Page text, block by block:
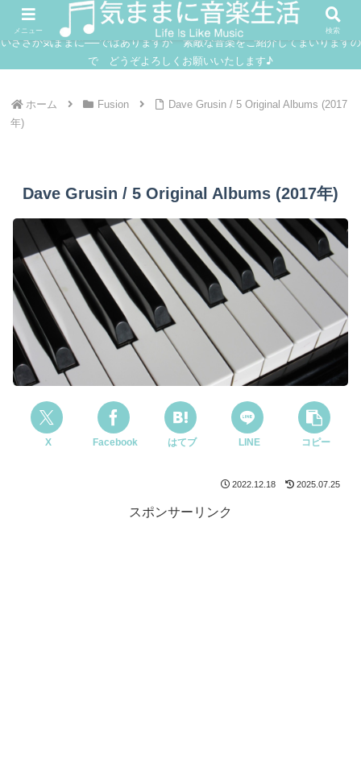
JAZZ SOUNDTRACK
いささか気ままに──ではありますが 素敵な音楽をご紹介してまいりますの
で どうぞよろしくお願いいたします♪
ホーム Fusion
Dave Grusin / 5 Original Albums (2017
年)
Dave Grusin / 5 Original Albums (2017年)
X Facebook はてブ LINE コピー
2022.12.18 2025.07.25
スポンサーリンク
メニュー 検索